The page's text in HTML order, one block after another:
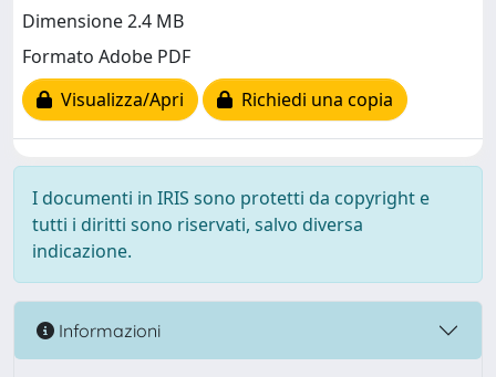
Dimensione 2.4 MB
Formato Adobe PDF
Visualizza/Apri
Richiedi una copia
I documenti in IRIS sono protetti da copyright e
tutti i diritti sono riservati, salvo diversa
indicazione.
Informazioni